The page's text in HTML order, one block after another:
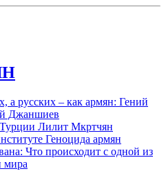
а русских – как армян: Гений
Джаншиев
Лилит Мкртчян
Геноцида армян
Что происходит с одной из
мира